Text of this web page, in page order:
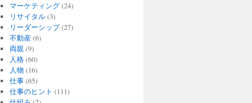
マーケティング(24)
リサイタル(3)
リーダーシップ(27)
不動産(6)
両親 (9)
人格(60)
人物 (16)
仕事(65)
仕事のヒント (111)